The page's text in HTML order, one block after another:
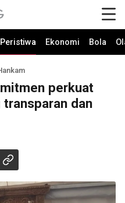
Peristiwa Ekonomi Bola
perkuat
dan